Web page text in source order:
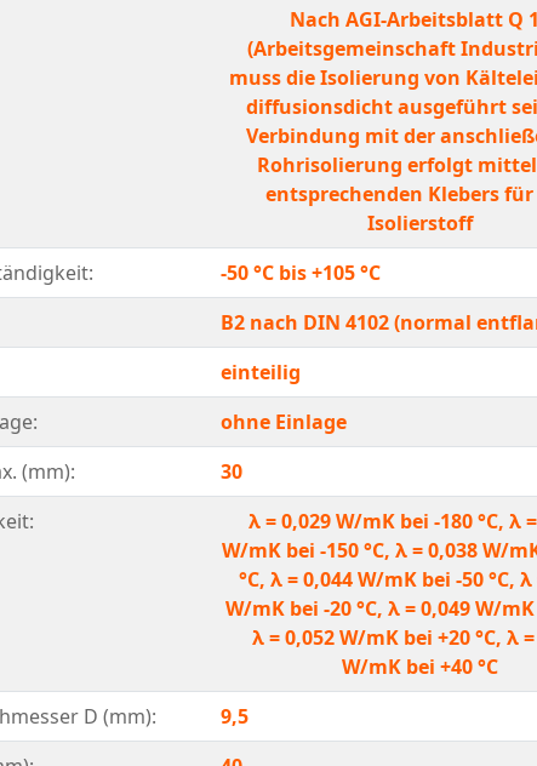
Nach AGI-Arbeitsblatt Q
(Arbeitsgemeinschaft
muss die Isolierung von
diffusionsdicht ausgeführt
Verbindung mit der
Rohrisolierung erfolgt
entsprechenden Klebers für
Isolierstoff
-50 °C bis +105 °C
B2 nach DIN 4102 (normal
einteilig
ohne Einlage
(mm):
30
λ = 0,029 W/mK bei -180 °C, λ
W/mK bei -150 °C, λ = 0,038 W/
°C, λ = 0,044 W/mK bei -50 °C, λ
W/mK bei -20 °C, λ = 0,049 W/mK
λ = 0,052 W/mK bei +20 °C, λ
W/mK bei +40 °C
D (mm):
9,5